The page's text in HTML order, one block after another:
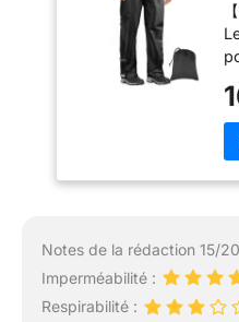
Notes de la rédaction 15/20
Imperméabilité :
Respirabilité :